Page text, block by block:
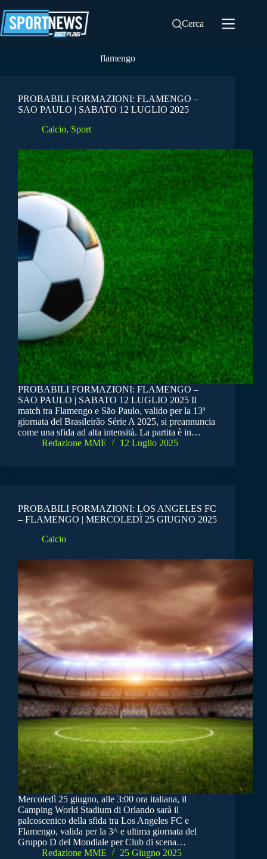
al
contenuto
Cerca
flamengo
PROBABILI FORMAZIONI: FLAMENGO –
SAO PAULO | SABATO 12 LUGLIO 2025
Calcio, Sport
PROBABILI FORMAZIONI: FLAMENGO –
SAO PAULO | SABATO 12 LUGLIO 2025 Il
match tra Flamengo e São Paulo, valido per la 13ª
giornata del Brasileirão Série A 2025, si preannuncia
come una sfida ad alta intensità. La partita è in…
Redazione MME
12 Luglio 2025
PROBABILI FORMAZIONI: LOS ANGELES FC
– FLAMENGO | MERCOLEDÌ 25 GIUGNO 2025
Calcio
Mercoledì 25 giugno, alle 3:00 ora italiana, il
Camping World Stadium di Orlando sarà il
palcoscenico della sfida tra Los Angeles FC e
Flamengo, valida per la 3^ e ultima giornata del
Gruppo D del Mondiale per Club di scena…
Redazione MME
25 Giugno 2025